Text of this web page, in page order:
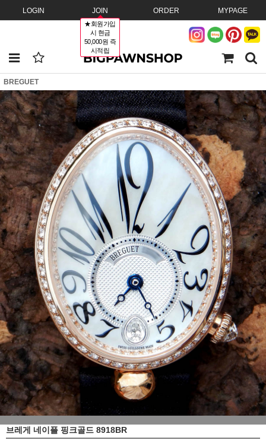
LOGIN JOIN
★회원가입
시 현금
50,000원 즉
시적립
ORDER MYPAGE
BREGUET
브레게 네이플 핑크골드 8918BR